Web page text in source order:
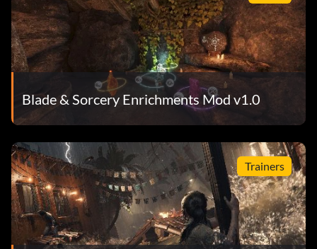
Blade & Sorcery Enrichments Mod v1.0
Trainers